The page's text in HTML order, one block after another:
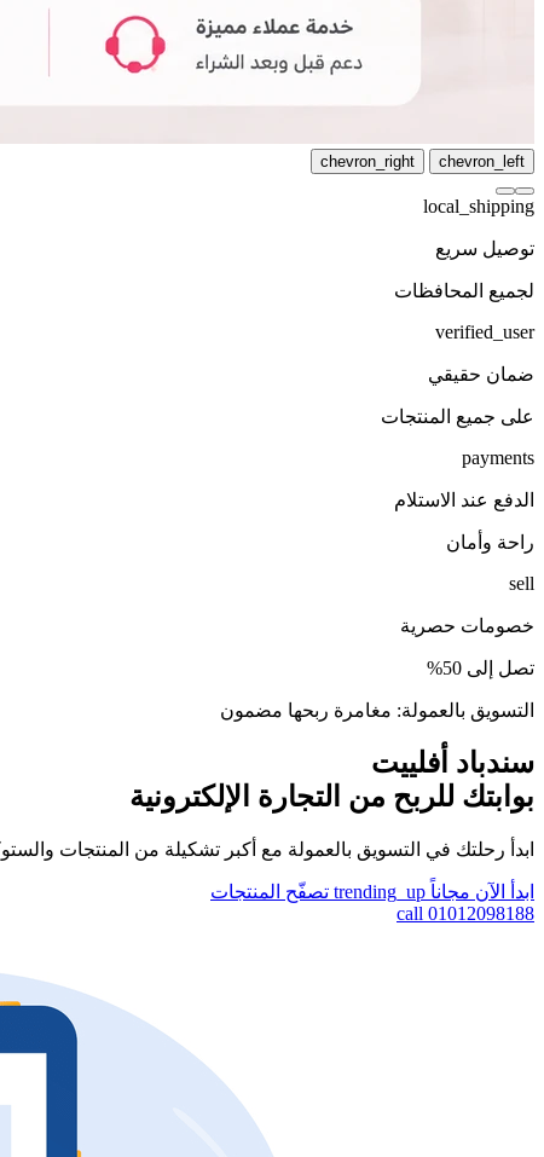
chevron_left
chevron_right
local_shipping
توصيل سريع
لجميع المحافظات
verified_user
ضمان حقيقي
على جميع المنتجات
payments
الدفع عند الاستلام
راحة وأمان
sell
خصومات حصرية
تصل إلى 50%
التسويق بالعمولة: مغامرة ربحها مضمون
سندباد أفلييت
بوابتك للربح من التجارة الإلكترونية
ابدأ رحلتك في التسويق بالعمولة مع أكبر تشكيلة من المنتجات
ابدأ الآن مجاناً trending_up تصفّح المنتجات
01012098188
call